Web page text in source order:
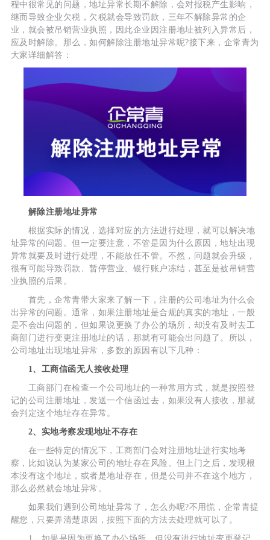
程中很常见的问题，地址异常长期不解除，会对报税产生影响，
继而导致企业欠税，欠税就会导致罚款，三年不解除异常的企
业，就会被吊销营业执照，因此企业因注册地址被列入异常后，
应及时解除。那么，如何解除注册地址异常呢?接下来，企常青为
大家详细解答：
解除注册地址异常
根据实际的情况，选择对应的方法进行处理，就可以解决地
址异常的问题。但一定要注意，不管是因为什么原因，地址出现
异常就要及时进行处理，不能放任不管。不然，问题就会升级，
很有可能导致罚款、暂停营业、银行账户冻结，甚至是被吊销营
业执照的后果。
首先，企常青带大家来了解一下，注册的公司地址为什么会
出异常的问题。通常，如果注册地址是合规的真实的地址，一般
是不会出问题的，但如果说更换了办公的场所，却没有及时去工
商部门进行变更注册地址的话，那就有可能会出问题了。所以，
公司地址出现地址异常，多数的原因有以下几种：
1、工商信函无人接收处理
工商部门在检查一个公司地址的一种常用方式，就是按照登
记的公司注册地址，发送一个信函过去，如果没有人接收，那就
会判定这个地址存在异常。
2、实地考察发现地址不存在
在一些特定的情况下，工商部门会对注册地址进行实地考
察，比如说认为某家公司的地址存在风险。但上门之后，发现根
本没有这个地址，或者是地址存在，但是公司并不在这个地方，
那么必然就会地址异常。
如果我们遇到公司地址异常了，怎么办呢?不用慌，企常青提
醒您，只要弄清楚原因，按照下面的方法去处理就可以了。